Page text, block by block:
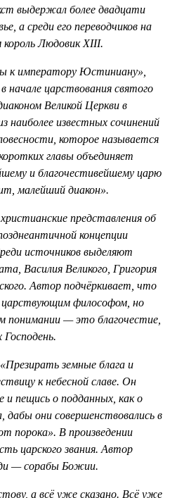
выдержал более двадцати
а среди его переводчиков на
король Людовик XIII.
к императору Юстиниану»,
начале царствования святого
Великой Церкви в
наиболее известных сочинений
которое называется
главы объединяет
и благочестивейшему царю
малейший диакон».
представления об
концепции
источников выделяют
Василия Великого, Григория
Автор подчёркивает, что
философом, но
понимании — это благочестие,
земные блага и
к небесной славе. Он
пещись о подданных, как о
дабы они совершенствовались в
порока». В произведении
царского звания. Автор
— сорабы Божии.
а всё уже сказано. Всё уже